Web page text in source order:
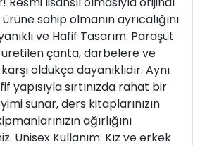
sahip olmanın ayrıcalığını
ve Hafif Tasarım: Paraşüt
üretilen çanta, darbelere ve
oldukça dayanıklıdır. Aynı
yapısıyla sırtınızda rahat bir
sunar, ders kitaplarınızın
ağırlığını
Unisex Kullanım: Kız ve erkek